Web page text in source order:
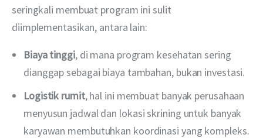
seringkali membuat program ini sulit
diimplementasikan, antara lain:
Biaya tinggi, di mana program kesehatan sering
dianggap sebagai biaya tambahan, bukan investasi.
Logistik rumit, hal ini membuat banyak perusahaan
menyusun jadwal dan lokasi skrining untuk banyak
karyawan membutuhkan koordinasi yang kompleks.